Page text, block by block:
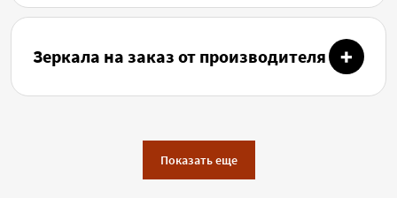
Зеркала на заказ от производителя
Показать еще